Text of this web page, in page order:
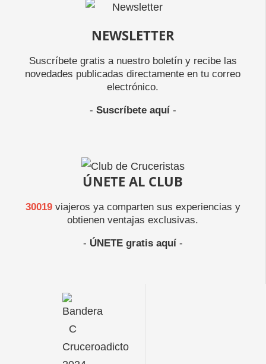
NEWSLETTER
Suscríbete gratis a nuestro boletín y recibe las
novedades publicadas directamente en tu correo
electrónico.
- Suscríbete aquí-
ÚNETE AL CLUB
30019viajeros ya comparten sus experiencias y
obtienen ventajas exclusivas.
- ÚNETE gratis aquí-